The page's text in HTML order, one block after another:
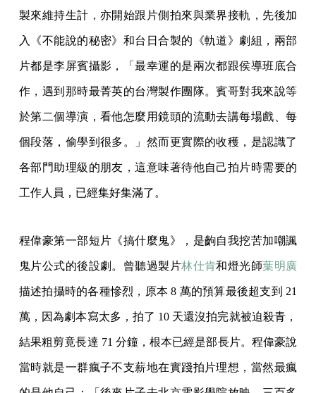
製來維持生計，亦開始跟片側拍來與業界接軌，先後加
入《不能說的秘密》和台日合製的《軌道》劇組，兩部
片都是李屏賓攝影，「最幸運的是兩次都跟侯導班底合
作，遇到那時最菁英的台灣製作團隊。賓哥對我來說等
於第二個導演，看他怎麼用鏡頭的流動去講每場戲、每
個段落，偷學到很多。」然而更實際的收穫，是認識了
各部門助理級的朋友，這意味著待他自己拍片時需要的
工作人員，已經集好集滿了。
程偉豪第一部短片《搞什麼鬼》，是齣自我挖苦加嘲諷
鬼片公式的後設劇。曾聽過製片林仕肯和燈光師葉明廣
描述拍攝時的各種慘烈，原本 8 萬的預算最後超支到 21
萬，因為劇本寫太多，拍了 10 天還沒拍完就被迫殺青，
結果粗剪竟長達 71 分鐘，根本已經是部長片。程偉豪說
當時就是一群瘋子不支薪地在實踐拍片理想，當然最瘋